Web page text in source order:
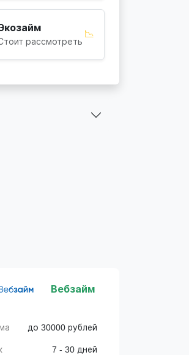
рассмотреть
📉
Вебзайм
до 30000 рублей
7 - 30 дней